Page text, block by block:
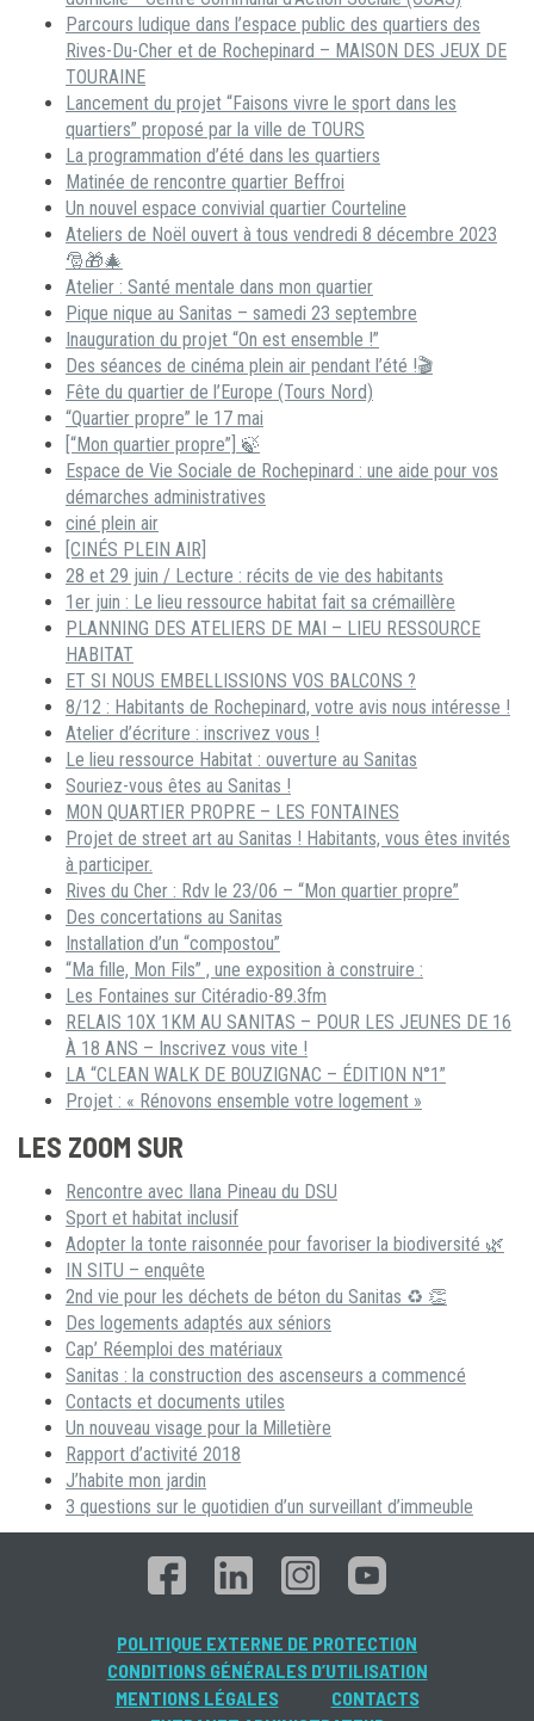
Parcours ludique dans l’espace public des quartiers des
Rives-Du-Cher et de Rochepinard – MAISON DES JEUX DE
TOURAINE
Lancement du projet “Faisons vivre le sport dans les
quartiers” proposé par la ville de TOURS
La programmation d’été dans les quartiers
Matinée de rencontre quartier Beffroi
Un nouvel espace convivial quartier Courteline
Ateliers de Noël ouvert à tous vendredi 8 décembre 2023
🎅🎁🎄
Atelier : Santé mentale dans mon quartier
Pique nique au Sanitas – samedi 23 septembre
Inauguration du projet “On est ensemble !”
Des séances de cinéma plein air pendant l’été !🎬
Fête du quartier de l’Europe (Tours Nord)
“Quartier propre” le 17 mai
[“Mon quartier propre”] 🍃
Espace de Vie Sociale de Rochepinard : une aide pour vos
démarches administratives
ciné plein air
[CINÉS PLEIN AIR]
28 et 29 juin / Lecture : récits de vie des habitants
1er juin : Le lieu ressource habitat fait sa crémaillère
PLANNING DES ATELIERS DE MAI – LIEU RESSOURCE
HABITAT
ET SI NOUS EMBELLISSIONS VOS BALCONS ?
8/12 : Habitants de Rochepinard, votre avis nous intéresse !
Atelier d’écriture : inscrivez vous !
Le lieu ressource Habitat : ouverture au Sanitas
Souriez-vous êtes au Sanitas !
MON QUARTIER PROPRE – LES FONTAINES
Projet de street art au Sanitas ! Habitants, vous êtes invités
à participer.
Rives du Cher : Rdv le 23/06 – “Mon quartier propre”
Des concertations au Sanitas
Installation d’un “compostou”
“Ma fille, Mon Fils” , une exposition à construire :
Les Fontaines sur Citéradio-89.3fm
RELAIS 10X 1KM AU SANITAS – POUR LES JEUNES DE 16
À 18 ANS – Inscrivez vous vite !
LA “CLEAN WALK DE BOUZIGNAC – ÉDITION N°1”
Projet : « Rénovons ensemble votre logement »
LES ZOOM SUR
Rencontre avec Ilana Pineau du DSU
Sport et habitat inclusif
Adopter la tonte raisonnée pour favoriser la biodiversité 🌿
IN SITU – enquête
2nd vie pour les déchets de béton du Sanitas ♻ 👏
Des logements adaptés aux séniors
Cap’ Réemploi des matériaux
Sanitas : la construction des ascenseurs a commencé
Contacts et documents utiles
Un nouveau visage pour la Milletière
Rapport d’activité 2018
J’habite mon jardin
3 questions sur le quotidien d’un surveillant d’immeuble
POLITIQUE EXTERNE DE PROTECTION
CONDITIONS GÉNÉRALES D’UTILISATION
MENTIONS LÉGALES
CONTACTS